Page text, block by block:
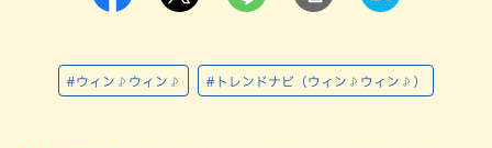
#ウィン♪ウィン♪ #トレンドナビ（ウィン♪ウィン♪）